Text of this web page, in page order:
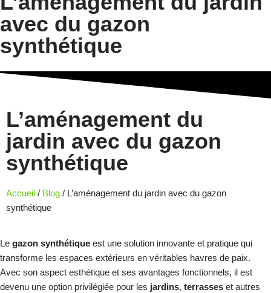
avec du gazon
synthétique
L’aménagement du
jardin avec du gazon
synthétique
Accueil / Blog / L’aménagement du jardin avec du gazon
synthétique
Le gazon synthétique est une solution innovante et pratique qui
transforme les espaces extérieurs en véritables havres de paix.
Avec son aspect esthétique et ses avantages fonctionnels, il est
devenu une option privilégiée pour les jardins, terrasses et autres